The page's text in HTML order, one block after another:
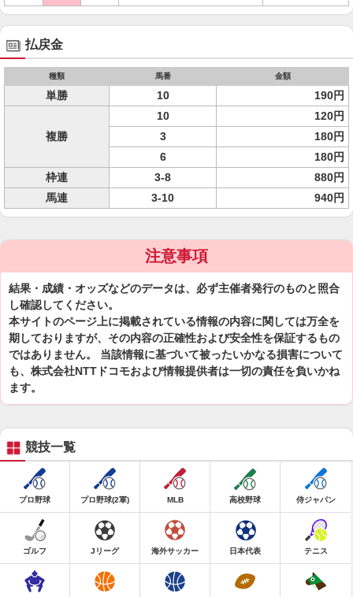
払戻金
種類 馬番 金額
単勝 10 190円
複勝
10
120円
3
180円
6
180円
枠連
3-8
880円
馬連
3-10 940円
注意事項
結果・成績・オッズなどのデータは、必ず主催者発行のものと照合
し確認してください。
本サイトのページ上に掲載されている情報の内容に関しては万全を
期しておりますが、その内容の正確性および安全性を保証するもの
ではありません。 当該情報に基づいて被ったいかなる損害について
も、株式会社NTTドコモおよび情報提供者は一切の責任を負いかね
ます。
競技一覧
プロ野球 プロ野球(2軍) MLB 高校野球 侍ジャパン
ゴルフ Jリーグ 海外サッカー 日本代表 テニス